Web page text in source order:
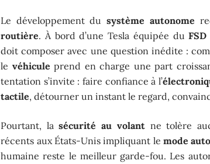
Le développement dusystème autonome
routière. À bord d’une Tesla équipée duFSD
doit composer avec une question inédite :
le véhicule prend en charge une part
tentation s’invite : faire confiance à l’
tactile, détourner un instant le regard,
Pourtant, lasécurité au volantne tolère
récents aux États-Unis impliquant le mode
humaine reste le meilleur garde-fou. Les